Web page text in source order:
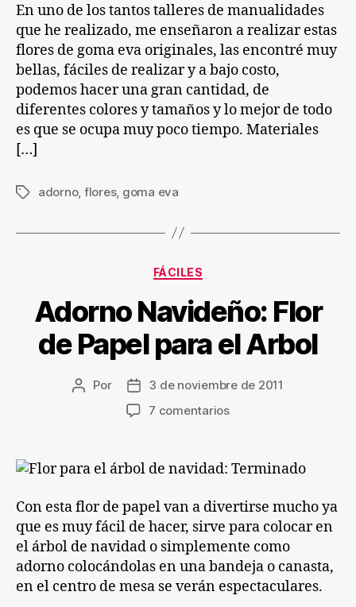
En uno de los tantos talleres de manualidades
que he realizado, me enseñaron a realizar estas
flores de goma eva originales, las encontré muy
bellas, fáciles de realizar y a bajo costo,
podemos hacer una gran cantidad, de
diferentes colores y tamaños y lo mejor de todo
es que se ocupa muy poco tiempo. Materiales
[…]
Etiquetas
adorno, flores, goma eva
Categorías
FÁCILES
Adorno Navideño: Flor
de Papel para el Arbol
Autor
Por
Fecha
de
la
3 de noviembre de 2011
7 comentariosen
Flor
Papel
para
el
Arbol
Con esta flor de papel van a divertirse mucho ya
que es muy fácil de hacer, sirve para colocar en
el árbol de navidad o simplemente como
adorno colocándolas en una bandeja o canasta,
en el centro de mesa se verán espectaculares.